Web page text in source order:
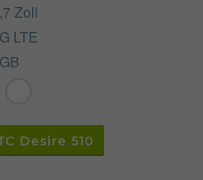
Zoll
LTE
Desire 510